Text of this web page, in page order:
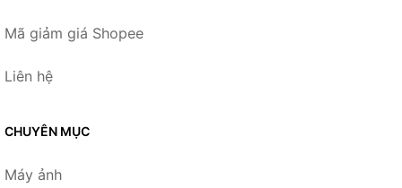
Mã giảm giá Shopee
Liên hệ
CHUYÊN MỤC
Máy ảnh